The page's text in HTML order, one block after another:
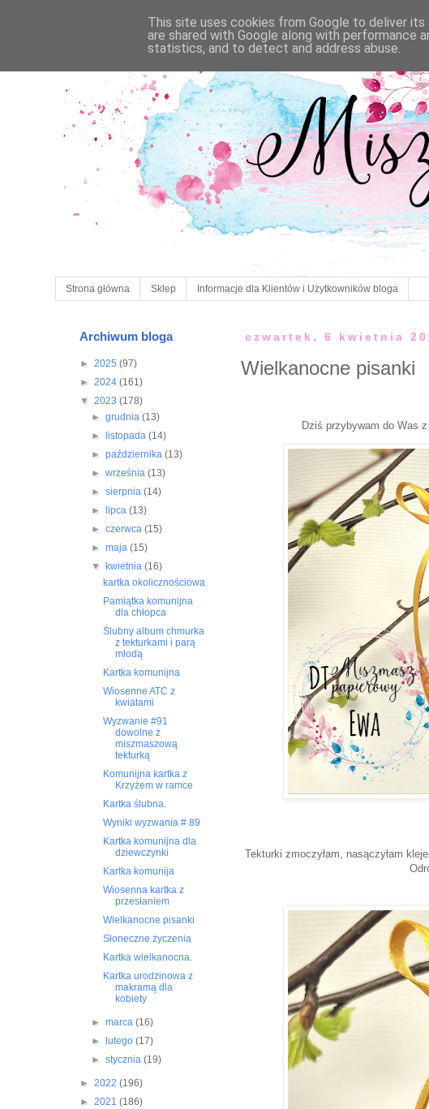
Strona główna Sklep Informacje dla Klientów i Użytkowników bloga
czwartek, 6 kwietnia
Wielkanocne pisanki
Dziś przybywam do Was
Tekturki zmoczyłam, nasączyłam
Archiwum bloga
► 2025 (97)
► 2024 (161)
▼ 2023 (178)
► grudnia (13)
►
listopada (14)
► października (13)
► września (13)
► sierpnia (14)
►
lipca (13)
► czerwca (15)
► maja (15)
▼
kwietnia (16)
kartka okolicznościowa
Pamiątka komunijna
dla chłopca
Ślubny album chmurka
z tekturkami i parą
młodą
Kartka komunijna
Wiosenne ATC z
kwiatami
Wyzwanie #91
dowolne z
miszmaszową
tekturką
Komunijna kartka z
Krzyżem w ramce
Kartka ślubna.
Wyniki wyzwania # 89
Kartka komunijna dla
dziewczynki
Kartka komunija
Wiosenna kartka z
przesłaniem
Wielkanocne pisanki
Słoneczne życzenia
Kartka wielkanocna.
Kartka urodzinowa z
makramą dla
kobiety
► marca (16)
►
lutego (17)
► stycznia (19)
► 2022 (196)
► 2021 (186)
This site uses cookies from Google to deliver
are shared with Google along with performance
statistics, and to detect and address abuse.